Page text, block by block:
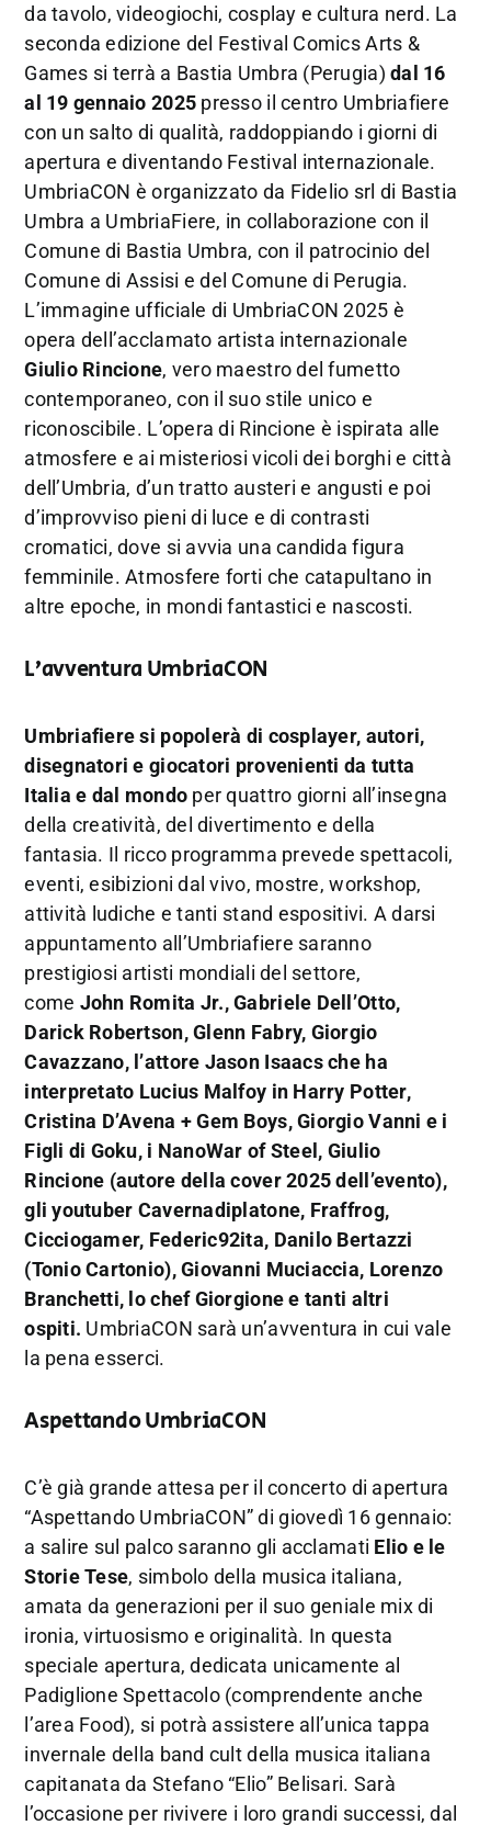
da tavolo, videogiochi, cosplay e cultura nerd. La
seconda edizione del Festival Comics Arts &
Games si terrà a Bastia Umbra (Perugia)dal 16
al 19 gennaio 2025 presso il centro Umbriafiere
con un salto di qualità, raddoppiando i giorni di
apertura e diventando Festival internazionale.
UmbriaCON è organizzato da Fidelio srl di Bastia
Umbra a UmbriaFiere, in collaborazione con il
Comune di Bastia Umbra, con il patrocinio del
Comune di Assisi e del Comune di Perugia.
L’immagine ufficiale di UmbriaCON 2025 è
opera dell’acclamato artista internazionale
Giulio Rincione, vero maestro del fumetto
contemporaneo, con il suo stile unico e
riconoscibile. L’opera di Rincione è ispirata alle
atmosfere e ai misteriosi vicoli dei borghi e città
dell’Umbria, d’un tratto austeri e angusti e poi
d’improvviso pieni di luce e di contrasti
cromatici, dove si avvia una candida figura
femminile. Atmosfere forti che catapultano in
altre epoche, in mondi fantastici e nascosti.
L’avventura UmbriaCON
Umbriafiere si popolerà di cosplayer, autori,
disegnatori e giocatori provenienti da tutta
Italia e dal mondo per quattro giorni all’insegna
della creatività, del divertimento e della
fantasia. Il ricco programma prevede spettacoli,
eventi, esibizioni dal vivo, mostre, workshop,
attività ludiche e tanti stand espositivi. A darsi
appuntamento all’Umbriafiere saranno
prestigiosi artisti mondiali del settore,
come John Romita Jr., Gabriele Dell’Otto,
Darick Robertson, Glenn Fabry, Giorgio
Cavazzano, l’attore Jason Isaacs che ha
interpretato Lucius Malfoy in Harry Potter,
Cristina D’Avena + Gem Boys, Giorgio Vanni e i
Figli di Goku, i NanoWar of Steel, Giulio
Rincione (autore della cover 2025 dell’evento),
gli youtuber Cavernadiplatone, Fraffrog,
Cicciogamer, Federic92ita, Danilo Bertazzi
(Tonio Cartonio), Giovanni Muciaccia, Lorenzo
Branchetti, lo chef Giorgione e tanti altri
ospiti. UmbriaCON sarà un’avventura in cui vale
la pena esserci.
Aspettando UmbriaCON
C’è già grande attesa per il concerto di apertura
“Aspettando UmbriaCON” di giovedì 16 gennaio:
a salire sul palco saranno gli acclamati Elio e le
Storie Tese, simbolo della musica italiana,
amata da generazioni per il suo geniale mix di
ironia, virtuosismo e originalità. In questa
speciale apertura, dedicata unicamente al
Padiglione Spettacolo (comprendente anche
l’area Food), si potrà assistere all’unica tappa
invernale della band cult della musica italiana
capitanata da Stefano “Elio” Belisari. Sarà
l’occasione per rivivere i loro grandi successi, dal